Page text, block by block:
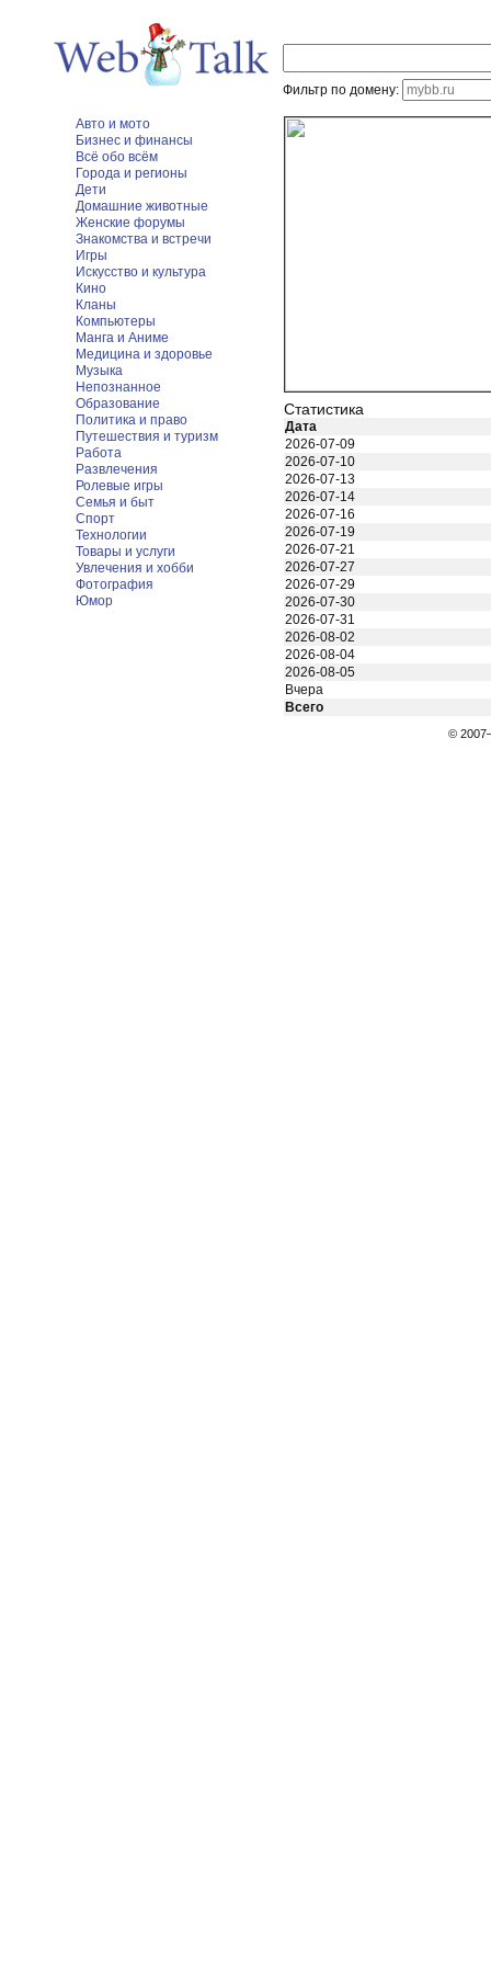
Фильтр по домену:
Авто и мото
Бизнес и финансы
Всё обо всём
Города и регионы
Дети
Домашние животные
Женские форумы
Знакомства и встречи
Игры
Искусство и культура
Кино
Кланы
Компьютеры
Манга и Аниме
Медицина и здоровье
Музыка
Непознанное
Образование
Политика и право
Путешествия и туризм
Работа
Развлечения
Ролевые игры
Семья и быт
Спорт
Технологии
Товары и услуги
Увлечения и хобби
Фотография
Юмор
Статистика
Дата
2026-07-09
2026-07-10
2026-07-13
2026-07-14
2026-07-16
2026-07-19
2026-07-21
2026-07-27
2026-07-29
2026-07-30
2026-07-31
2026-08-02
2026-08-04
2026-08-05
Вчера
Всего
©